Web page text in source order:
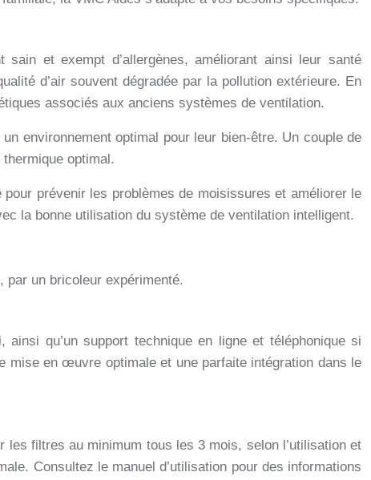
et exempt d’allergènes, améliorant ainsi leur santé
d’air souvent dégradée par la pollution extérieure. En
associés aux anciens systèmes de ventilation.
environnement optimal pour leur bien-être. Un couple de
optimal.
prévenir les problèmes de moisissures et améliorer le
la bonne utilisation du système de ventilation intelligent.
par un bricoleur expérimenté.
qu’un support technique en ligne et téléphonique si
mise en œuvre optimale et une parfaite intégration dans le
filtres au minimum tous les 3 mois, selon l’utilisation et
Consultez le manuel d’utilisation pour des informations